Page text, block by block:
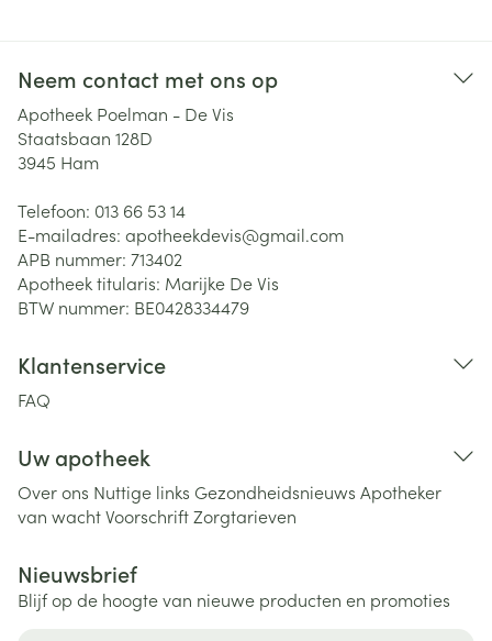
Neem contact met ons op
Apotheek Poelman - De Vis
Staatsbaan 128D
3945 Ham
Telefoon: 013 66 53 14
E-mailadres: apotheekdevis@gmail.com
APB nummer: 713402
Apotheek titularis: Marijke De Vis
BTW nummer: BE0428334479
Klantenservice
FAQ
Uw apotheek
Over ons Nuttige links Gezondheidsnieuws Apotheker
van wachtVoorschriftZorgtarieven
Nieuwsbrief
Blijf op de hoogte van nieuwe producten en promoties